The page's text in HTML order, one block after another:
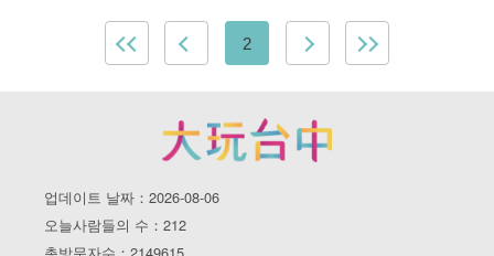
2
업데이트 날짜：2026-08-06
오늘사람들의 수：212